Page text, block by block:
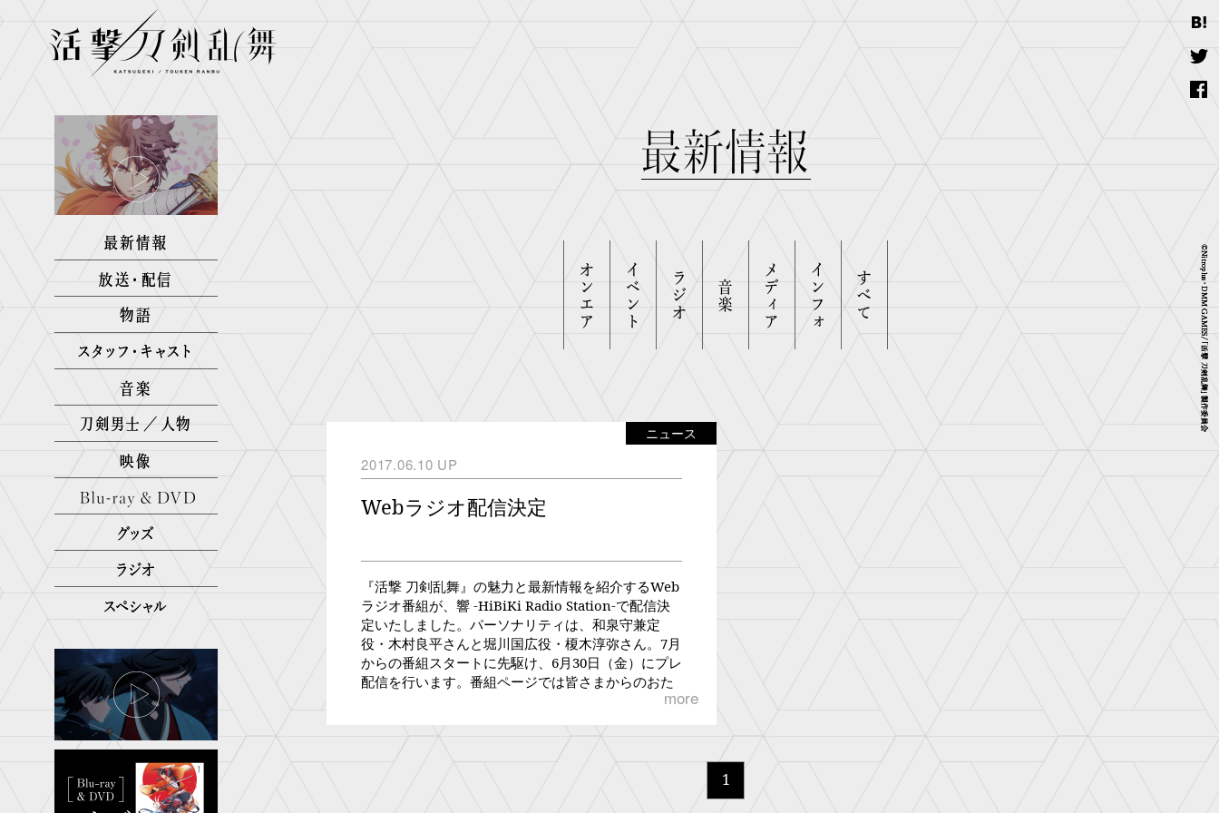
ニュース
2017.06.10 UP
Webラジオ配信決定
『活撃 刀剣乱舞』の魅力と最新情報を紹介するWeb
ラジオ番組が、響 -HiBiKi Radio Station-で配信決
定いたしました。パーソナリティは、和泉守兼定
役・木村良平さんと堀川国広役・榎木淳弥さん。7月
からの番組スタートに先駆け、6月30日（金）にプレ
配信を行います。番組ページでは皆さまからのおた
よりを募集しておりますので、メールフォームから
泉守兼定役）・榎木淳弥（堀川国広役）【番組配信
ページ】http://hibiki-
more
1